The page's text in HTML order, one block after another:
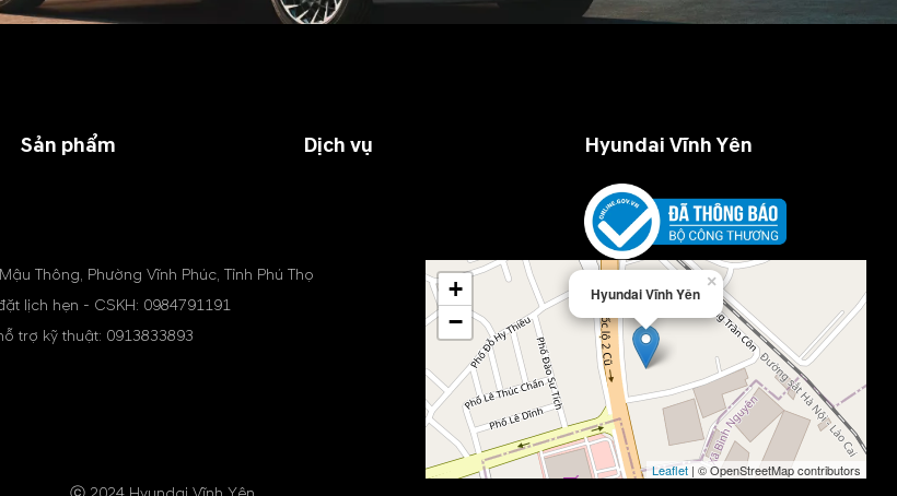
Sản phẩm Dịch vụ Hyundai Vĩnh Yên
Thông, Phường Vĩnh Phúc, Tỉnh Phú Thọ
lịch hẹn - CSKH: 0984791191
trợ kỹ thuật: 0913833893
Hyundai Vĩnh Yên
×
+
−
Leaflet| © OpenStreetMap contributors